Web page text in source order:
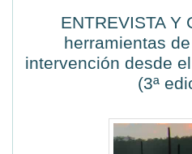
ENTREVISTA Y
herramientas
intervención desde
(3ª